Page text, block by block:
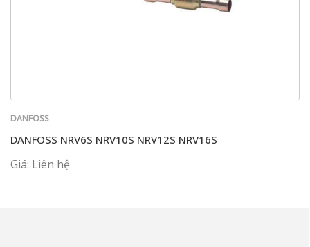
DANFOSS
DANFOSS NRV6S NRV10S NRV12S NRV16S
Giá: Liên hệ